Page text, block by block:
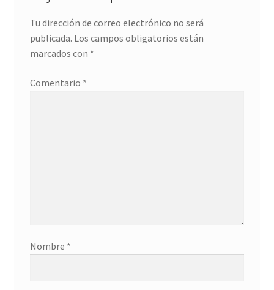
Tu dirección de correo electrónico no será
publicada. Los campos obligatorios están
marcados con *
Comentario *
Nombre *